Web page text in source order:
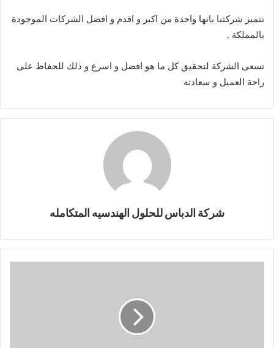
تتميز شركتنا بانها واحدة من اكبر و اقدم و افضل الشركات الموجودة
بالمملكة .
تسعى الشركة لتحقيق كل ما هو افضل و اسرع و ذلك للحفاظ على
راحة العميل و سعادته
شركة الدباس للحلول الهندسيه المتكامله